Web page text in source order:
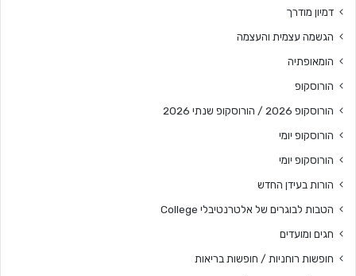
דמיון מודרך
הגשמה עצמית והעצמה
הומאופתיה
הורוסקופ
הורוסקופ 2026 / הורוסקופ שנתי 2026
הורוסקופ יומי
הורוסקופ יומי
הורות בעידן החדש
הטבות לבוגרים של אלטרנטיבלי College
חגים ומועדים
חופשות רוחניות / חופשות בריאות